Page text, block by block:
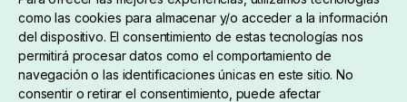
como las cookies para almacenar y/o acceder a la información
del dispositivo. El consentimiento de estas tecnologías nos
permitirá procesar datos como el comportamiento de
navegación o las identificaciones únicas en este sitio. No
consentir o retirar el consentimiento, puede afectar
pedidos@elrincondelcarpfishing.com
910 824 923
Lunes a Viernes de 10:00 a 14:00 horas y 17:00 a